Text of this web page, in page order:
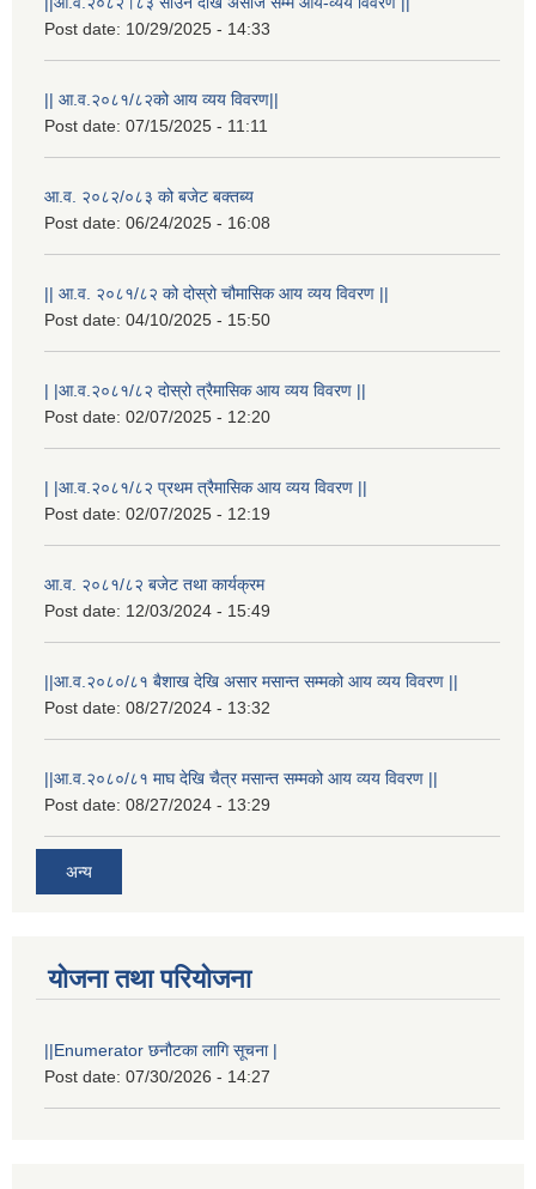
Post date: 10/29/2025 - 14:33
|| आ.व.२०८१/८२को आय व्यय विवरण||
Post date: 07/15/2025 - 11:11
आ.व. २०८२/०८३ को बजेट बक्तब्य
Post date: 06/24/2025 - 16:08
|| आ.व. २०८१/८२ को दोस्रो चौमासिक आय व्यय विवरण ||
Post date: 04/10/2025 - 15:50
| |आ.व.२०८१/८२ दोस्रो त्रैमासिक आय व्यय विवरण ||
Post date: 02/07/2025 - 12:20
| |आ.व.२०८१/८२ प्रथम त्रैमासिक आय व्यय विवरण ||
Post date: 02/07/2025 - 12:19
आ.व. २०८१/८२ बजेट तथा कार्यक्रम
Post date: 12/03/2024 - 15:49
||आ.व.२०८०/८१ बैशाख देखि असार मसान्त सम्मको आय व्यय विवरण ||
Post date: 08/27/2024 - 13:32
||आ.व.२०८०/८१ माघ देखि चैत्र मसान्त सम्मको आय व्यय विवरण ||
Post date: 08/27/2024 - 13:29
अन्य
योजना तथा परियोजना
||Enumerator छनौटका लागि सूचना |
Post date: 07/30/2026 - 14:27